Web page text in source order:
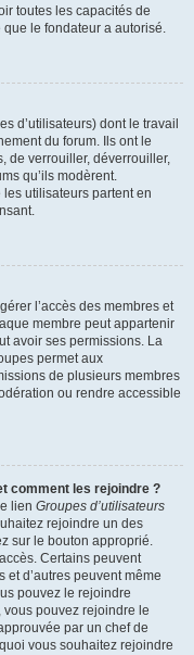
toutes les capacités de
que le fondateur a autorisé.
d’utilisateurs) dont le travail
du forum. Ils ont le
de verrouiller, déverrouiller,
qu’ils modèrent.
utilisateurs partent en
l’accès des membres et
membre peut appartenir
avoir ses permissions. La
permet aux
de plusieurs membres
ou rendre accessible
comment les rejoindre ?
lien Groupes d’utilisateurs
rejoindre un des
sur le bouton approprié.
Certains peuvent
d’autres peuvent même
pouvez le rejoindre
vous pouvez rejoindre le
par un chef de
vous souhaitez rejoindre